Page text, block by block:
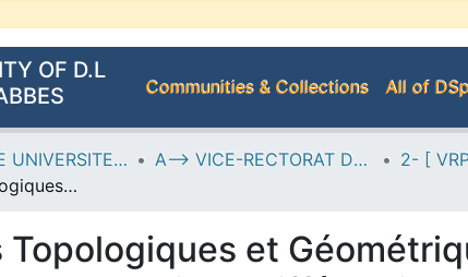
OF D.L
Communities & Collections All of
--> DSPACE UNIVERSITE DJILALLI LIABES DE SIDI BEL ABBES A--> VICE-RECTORAT DE LA POST-GRADUATION
Propriétés Topologiques et Géométriques de Quelques Classes d’Équations et Inclusions Différentielles Fonctionnelles avec impulsions
Topologiques et